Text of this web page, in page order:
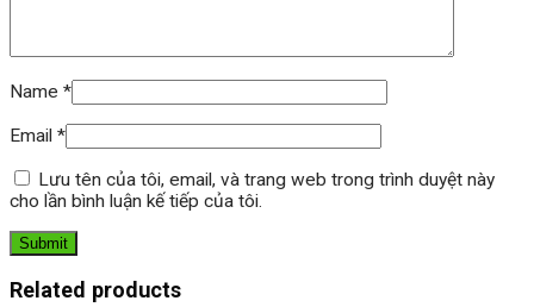
Name *
Email *
Lưu tên của tôi, email, và trang web trong trình duyệt này
cho lần bình luận kế tiếp của tôi.
Related products